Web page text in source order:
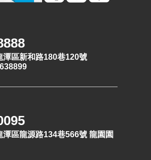
潭區新和路180巷120號
區龍源路134巷566號 龍園園